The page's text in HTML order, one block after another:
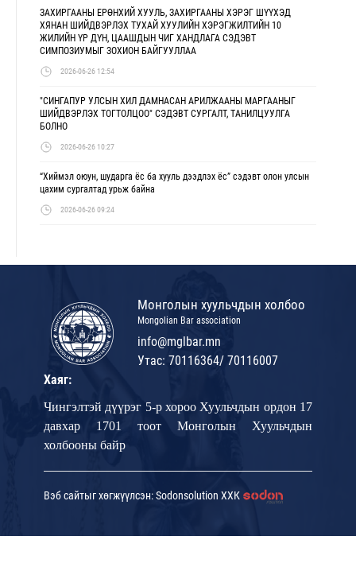
ЗАХИРГААНЫ ЕРӨНХИЙ ХУУЛЬ, ЗАХИРГААНЫ ХЭРЭГ ШҮҮХЭД
ХЯНАН ШИЙДВЭРЛЭХ ТУХАЙ ХУУЛИЙН ХЭРЭГЖИЛТИЙН 10
ЖИЛИЙН ҮР ДҮН, ЦААШДЫН ЧИГ ХАНДЛАГА СЭДЭВТ
СИМПОЗИУМЫГ ЗОХИОН БАЙГУУЛЛАА
2026-06-26 12:54
"СИНГАПУР УЛСЫН ХИЛ ДАМНАСАН АРИЛЖААНЫ МАРГААНЫГ
ШИЙДВЭРЛЭХ ТОГТОЛЦОО" СЭДЭВТ СУРГАЛТ, ТАНИЛЦУУЛГА
БОЛНО
2026-06-26 10:27
“Хиймэл оюун, шударга ёс ба хууль дээдлэх ёс” сэдэвт олон улсын
цахим сургалтад урьж байна
2026-06-26 09:24
Монголын хуульчдын холбоо
Mongolian Bar association
info@mglbar.mn
Утас: 70116364/ 70116007
Хаяг:
Чингэлтэй дүүрэг 5-р хороо Хуульчдын ордон 17
давхар 1701 тоот Монголын Хуульчдын
холбооны байр
Вэб сайтыг хөгжүүлсэн: Sodonsolution ХХК